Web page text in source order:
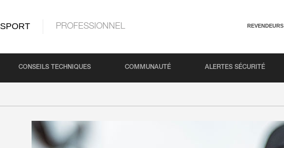
SPORT PROFESSIONNEL REVENDEURS
CONSEILS TECHNIQUES COMMUNAUTÉ ALERTES SÉCURITÉ